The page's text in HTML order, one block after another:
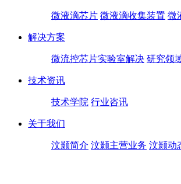
微液滴芯片 微液滴收集装置 微
解决方案
微流控芯片实验室解决 研究领
技术资讯
技术学院 行业咨讯
关于我们
汶颢简介 汶颢主营业务 汶颢动